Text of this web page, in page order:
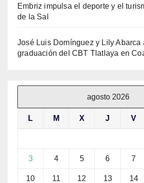
Embriz impulsa el deporte y el
de la Sal
José Luis Domínguez y Lily Abarca
graduación del CBT Tlatlaya en
agosto 2026
L M X J V
3 4 5 6 7
10 11 12 13 14